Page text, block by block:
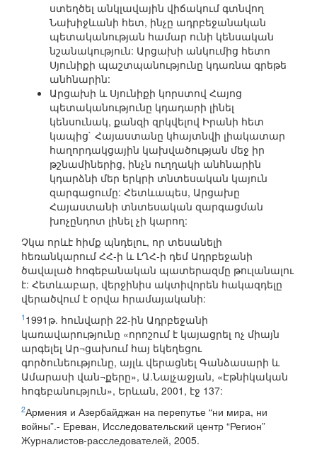
ստեղծել անկլավային վիճակում գտնվող
Նախիջևանի հետ, ինչը ադրբեջանական
պետականության համար ունի կենսական
նշանակություն: Արցախի անկումից հետո
Սյունիքի պաշտպանությունը կդառնա գրեթե
անհնարին:
Արցախի և Սյունիքի կորստով Հայոց
պետականությունը կդադարի լինել
կենսունակ, քանզի զրկվելով Իրանի հետ
կապից` Հայաստանը կհայտնվի լիակատար
հաղորդակցային կախվածության մեջ իր
թշնամիներից, ինչն ուղղակի անհնարին
կդարձնի մեր երկրի տնտեսական կայուն
զարգացումը: Հետևապես, Արցախը
Հայաստանի տնտեսական զարգացման
խոչընդոտ լինել չի կարող:
Չկա որևէ հիմք պնդելու, որ տեսանելի
հեռանկարում ՀՀ-ի և ԼՂՀ-ի դեմ Ադրբեջանի
ծավալած հոգեբանական պատերազմը թուլանալու
է: Հետևաբար, վերջինիս ակտիվորեն հակազդելը
վերածվում է օրվա հրամայականի:
1 1991թ. հունվարի 22-ին Ադրբեջանի
կառավարությունը «որոշում է կայացրել ոչ միայն
արգելել Ար¬ցախում հայ եկեղեցու
գործունեությունը, այլև վերացնել Գանձասարի և
Ամարասի վան¬քերը», Ա.Նալչաջյան, «Էթնիկական
հոգեբանություն», Երևան, 2001, էջ 137:
2Армения и Азербайджан на перепутье “ни мира, ни
войны”.- Ереван, Исследовательский центр “Регион”
Журналистов-расследователей, 2005.